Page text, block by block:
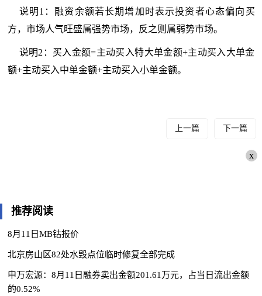
说明1：融资余额若长期增加时表示投资者心态偏向买
方，市场人气旺盛属强势市场，反之则属弱势市场。
说明2：买入金额=主动买入特大单金额+主动买入大单金
额+主动买入中单金额+主动买入小单金额。
上一篇 下一篇
x
推荐阅读
8月11日MB钴报价
北京房山区82处水毁点位临时修复全部完成
申万宏源：8月11日融券卖出金额201.61万元，占当日流出金额
的0.52%